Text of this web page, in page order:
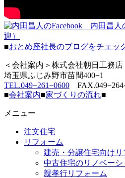
内田昌人
迎）
■おとめ座社長のブログをチェッ
＜会社案内＞株式会社朝日工務店
埼玉県ふじみ野市苗間400−1
TEL.049−261−0600
■会社案内■家づくりの流れ■
メニュー
注文住宅
リフォーム
建売・分譲住宅向けリ
中古住宅のリノベーシ
親孝行リフォーム